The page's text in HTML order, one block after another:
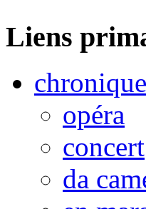
Liens
opéra
concert
da